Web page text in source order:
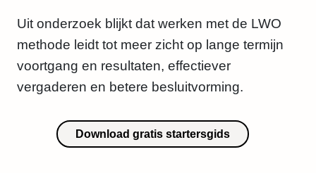
Uit onderzoek blijkt dat werken met de LWO
methode leidt tot meer zicht op lange termijn
voortgang en resultaten, effectiever
vergaderen en betere besluitvorming.
Download gratis startersgids